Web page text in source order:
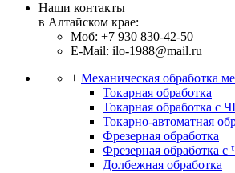
Наши контакты
в Алтайском крае:
Моб: +7 930 830-42-50
E-Mail: ilo-1988@mail.ru
+ Механическая обработка
Токарная обработка
Токарная обработка с
Токарно-автоматная
Фрезерная обработка
Фрезерная обработка
Долбежная обработка